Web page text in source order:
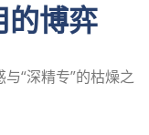
的博弈
“深精专”的枯燥之